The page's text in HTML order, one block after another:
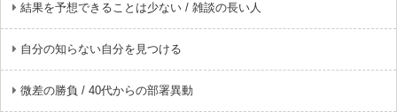
結果を予想できることは少ない / 雑談の長い人
自分の知らない自分を見つける
微差の勝負 / 40代からの部署異動